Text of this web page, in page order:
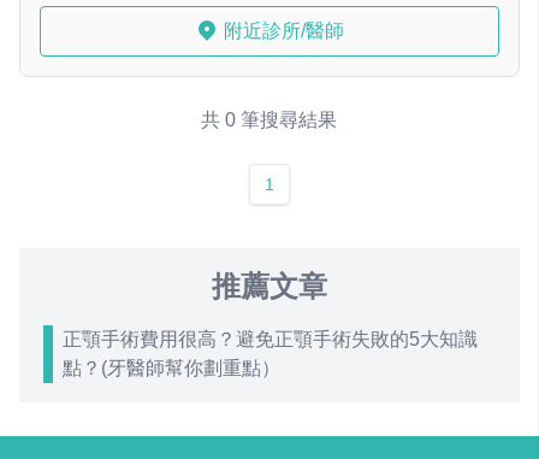
附近診所/醫師
共 0 筆搜尋結果
1
推薦文章
正顎手術費用很高？避免正顎手術失敗的5大知識
點？(牙醫師幫你劃重點）